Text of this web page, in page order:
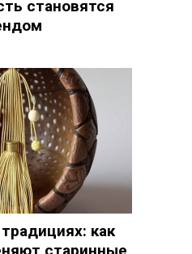
становятся
как